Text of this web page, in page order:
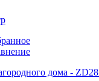
дома -